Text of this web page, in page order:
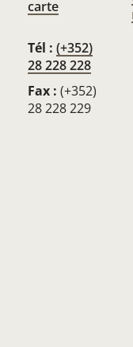
carte
Tél : (+352)
28 228 228
Fax : (+352)
28 228 229